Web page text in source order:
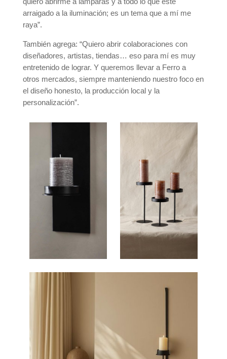
arraigado a la iluminación; es un tema que a mí me
raya”.
También agrega: “Quiero abrir colaboraciones con
diseñadores, artistas, tiendas… eso para mí es muy
entretenido de lograr. Y queremos llevar a Ferro a
otros mercados, siempre manteniendo nuestro foco en
el diseño honesto, la producción local y la
personalización”.